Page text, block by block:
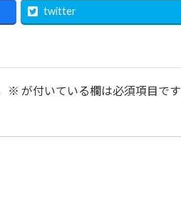
twitter
※ が付いている欄は必須項目です